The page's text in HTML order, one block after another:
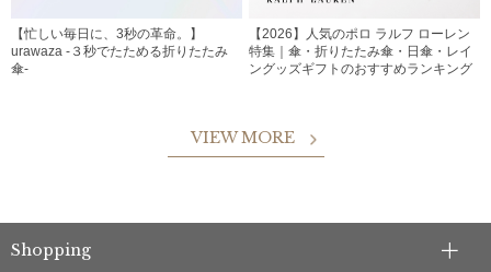
【忙しい毎日に、3秒の革命。】
urawaza -３秒でたためる折りたたみ
傘-
【2026】人気のポロ ラルフ ローレン
特集｜傘・折りたたみ傘・日傘・レイ
ングッズギフトのおすすめランキング
VIEW MORE
Shopping